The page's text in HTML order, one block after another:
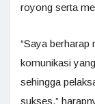
royong serta
“Saya berharap
komunikasi
sehingga
sukses,”